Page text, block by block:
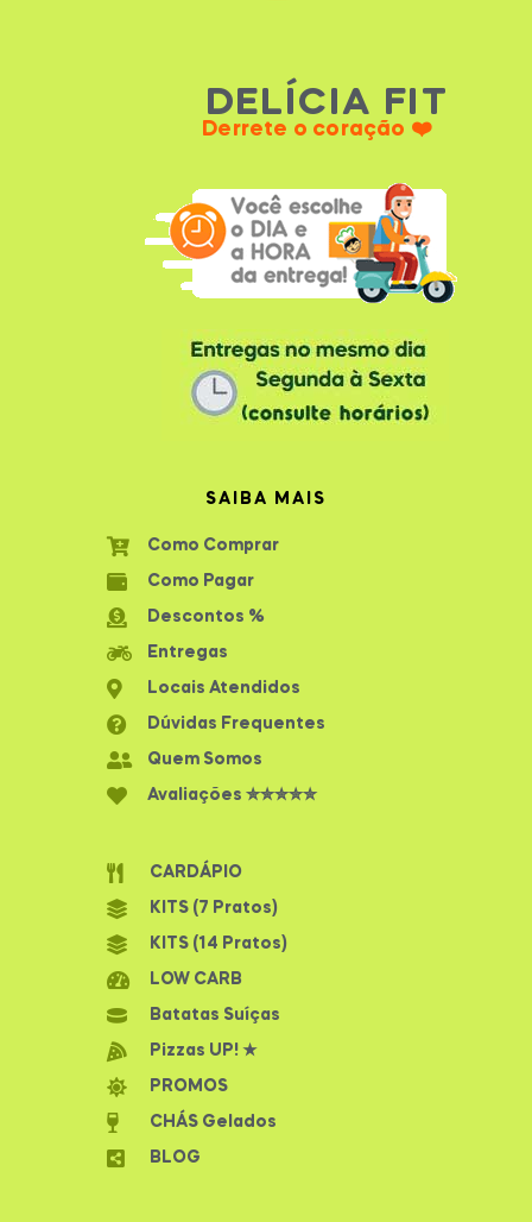
DELÍCIA FIT
Derrete o coração ❤️
SAIBA MAIS
Como Comprar
Como Pagar
Descontos %
Entregas
Locais Atendidos
Dúvidas Frequentes
Quem Somos
Avaliações ✮✮✮✮✮
CARDÁPIO
KITS (7 Pratos)
KITS (14 Pratos)
LOW CARB
Batatas Suíças
Pizzas UP! ★
PROMOS
CHÁS Gelados
BLOG